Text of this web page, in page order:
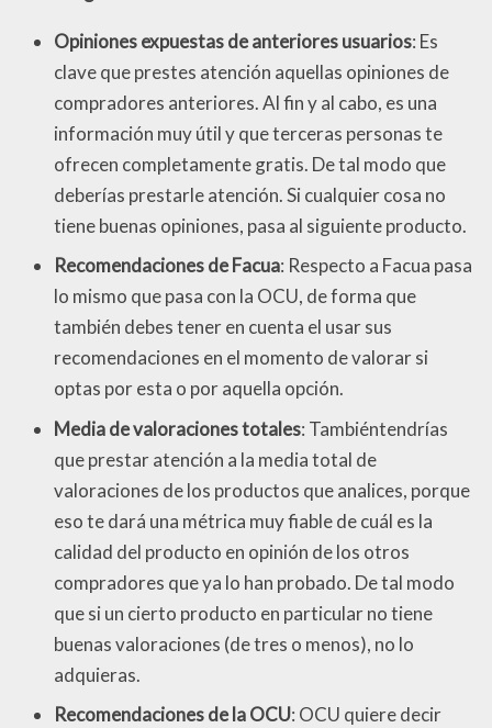
Opiniones expuestas de anteriores usuarios: Es
clave que prestes atención aquellas opiniones de
compradores anteriores. Al fin y al cabo, es una
información muy útil y que terceras personas te
ofrecen completamente gratis. De tal modo que
deberías prestarle atención. Si cualquier cosa no
tiene buenas opiniones, pasa al siguiente producto.
Recomendaciones de Facua: Respecto a Facua pasa
lo mismo que pasa con la OCU, de forma que
también debes tener en cuenta el usar sus
recomendaciones en el momento de valorar si
optas por esta o por aquella opción.
Media de valoraciones totales: Tambiéntendrías
que prestar atención a la media total de
valoraciones de los productos que analices, porque
eso te dará una métrica muy fiable de cuál es la
calidad del producto en opinión de los otros
compradores que ya lo han probado. De tal modo
que si un cierto producto en particular no tiene
buenas valoraciones (de tres o menos), no lo
adquieras.
Recomendaciones de la OCU: OCU quiere decir